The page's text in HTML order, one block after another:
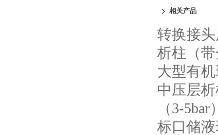
相关产品
转换接
析柱（
大型有
中压层
（3-5bar
标口储